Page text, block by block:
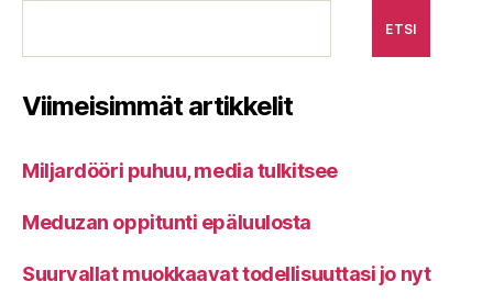
ETSI
Viimeisimmät artikkelit
Miljardööri puhuu, media tulkitsee
Meduzan oppitunti epäluulosta
Suurvallat muokkaavat todellisuuttasi jo nyt